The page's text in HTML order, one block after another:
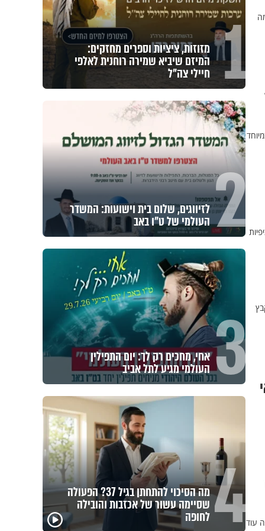
מקבץ
עוד
1 מזוזות, ציציות וספרים מחזקים:
המיזם שיביא שמירה רוחנית לאלפי
חיילי צה"ל
2 לזיווגים, שלום בית וישועות: המשדר
העולמי של ט"ו באב
3 אחי, מחכים רק לך: יום התפילין
העולמי מגיע לתל אביב
4 מה הסיכוי להתחתן בגיל 37? הפעולה
שסיימה עשור של אכזבות והובילה
לחופה
האם אפשר להפוך קללה